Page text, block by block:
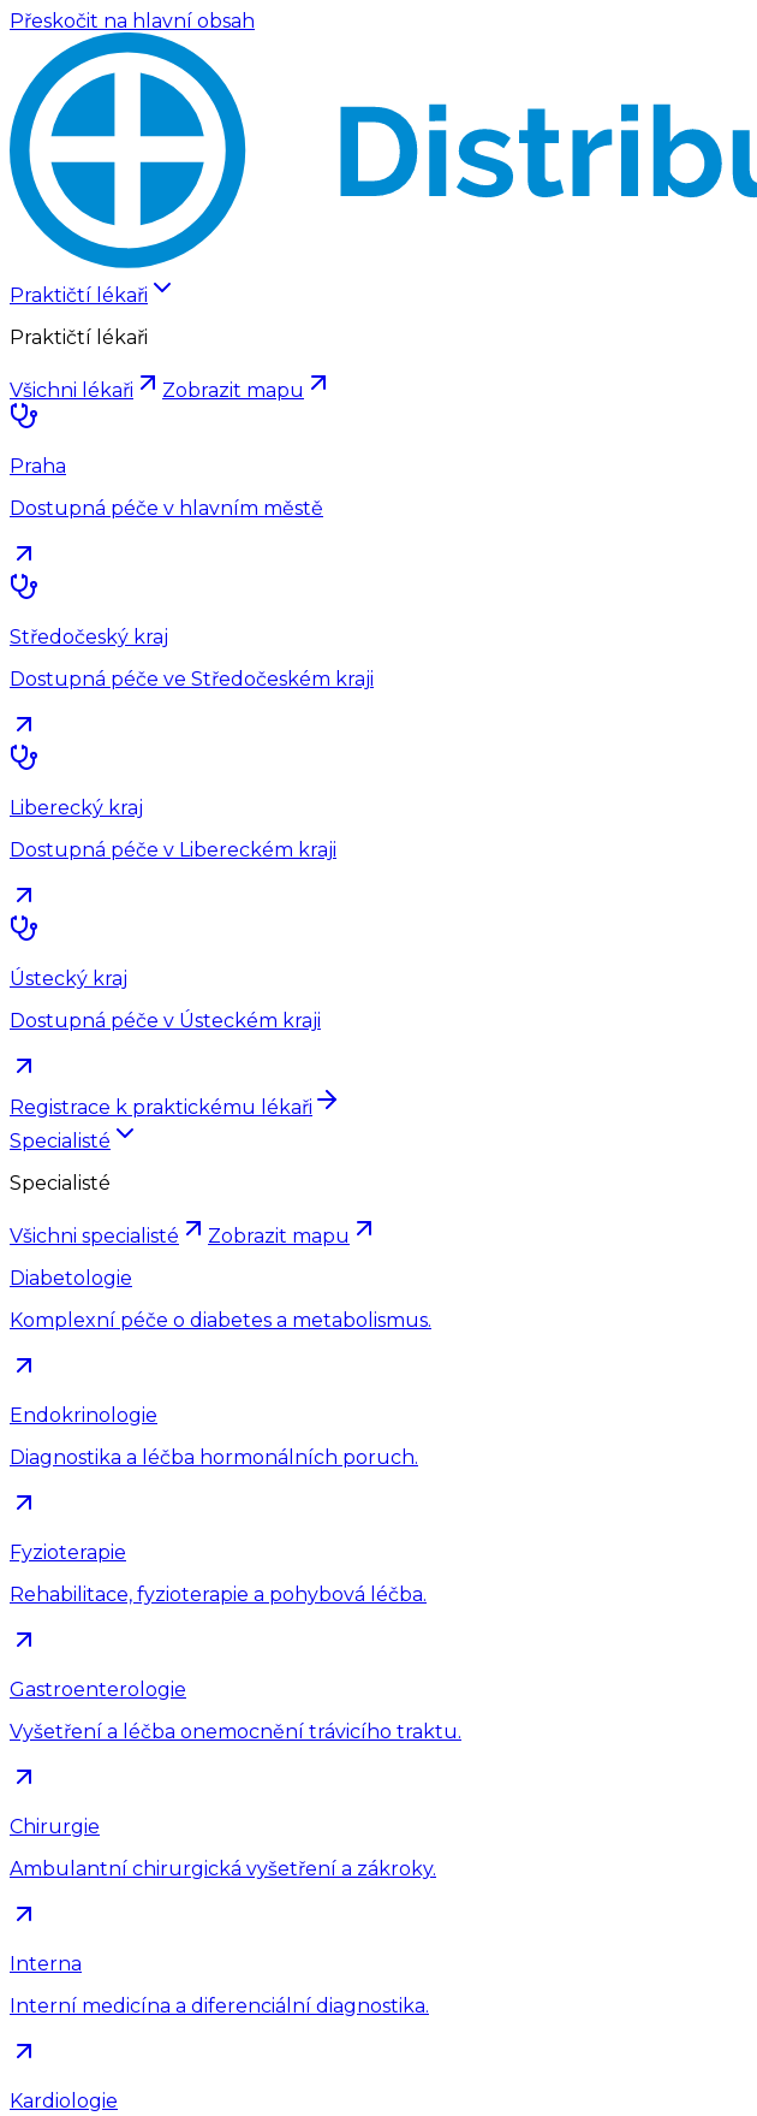
Přeskočit na hlavní obsah
Praktičtí lékaři
Praktičtí lékaři
Všichni lékaři Zobrazit mapu
Praha
Dostupná péče v hlavním městě
Středočeský kraj
Dostupná péče ve Středočeském kraji
Liberecký kraj
Dostupná péče v Libereckém kraji
Ústecký kraj
Dostupná péče v Ústeckém kraji
Registrace k praktickému lékaři
Specialisté
Specialisté
Všichni specialisté
Zobrazit mapu
Diabetologie
Komplexní péče o diabetes a metabolismus.
Endokrinologie
Diagnostika a léčba hormonálních poruch.
Fyzioterapie
Rehabilitace, fyzioterapie a pohybová léčba.
Gastroenterologie
Vyšetření a léčba onemocnění trávicího traktu.
Chirurgie
Ambulantní chirurgická vyšetření a zákroky.
Interna
Interní medicína a diferenciální diagnostika.
Kardiologie